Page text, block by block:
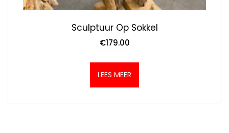
Sculptuur Op Sokkel
€179.00
LEES MEER